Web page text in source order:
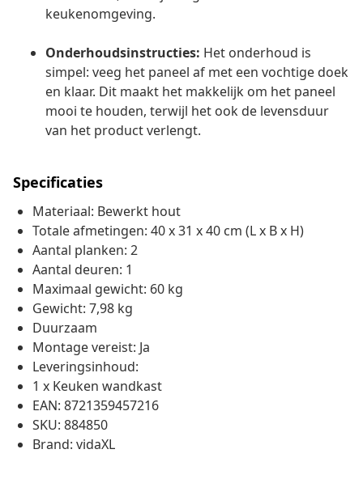
keukenomgeving.
Onderhoudsinstructies: Het onderhoud is
simpel: veeg het paneel af met een vochtige doek
en klaar. Dit maakt het makkelijk om het paneel
mooi te houden, terwijl het ook de levensduur
van het product verlengt.
Specificaties
Materiaal: Bewerkt hout
Totale afmetingen: 40 x 31 x 40 cm (L x B x H)
Aantal planken: 2
Aantal deuren: 1
Maximaal gewicht: 60 kg
Gewicht: 7,98 kg
Duurzaam
Montage vereist: Ja
Leveringsinhoud:
1 x Keuken wandkast
EAN: 8721359457216
SKU: 884850
Brand: vidaXL